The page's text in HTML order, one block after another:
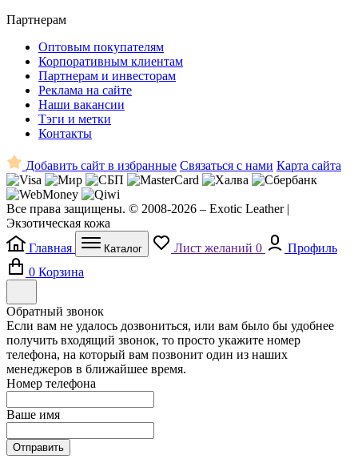
Партнерам
Оптовым покупателям
Корпоративным клиентам
Партнерам и инвесторам
Реклама на сайте
Наши вакансии
Тэги и метки
Контакты
Добавить сайт в избранные Связаться с нами Карта сайта
Все права защищены. © 2008-2026 – Exotic Leather |
Экзотическая кожа
Главная
Каталог Лист желаний 0
Профиль
0 Корзина
Обратный звонок
Если вам не удалось дозвониться, или вам было бы удобнее
получить входящий звонок, то просто укажите номер
телефона, на который вам позвонит один из наших
менеджеров в ближайшее время.
Номер телефона
Ваше имя
Отправить